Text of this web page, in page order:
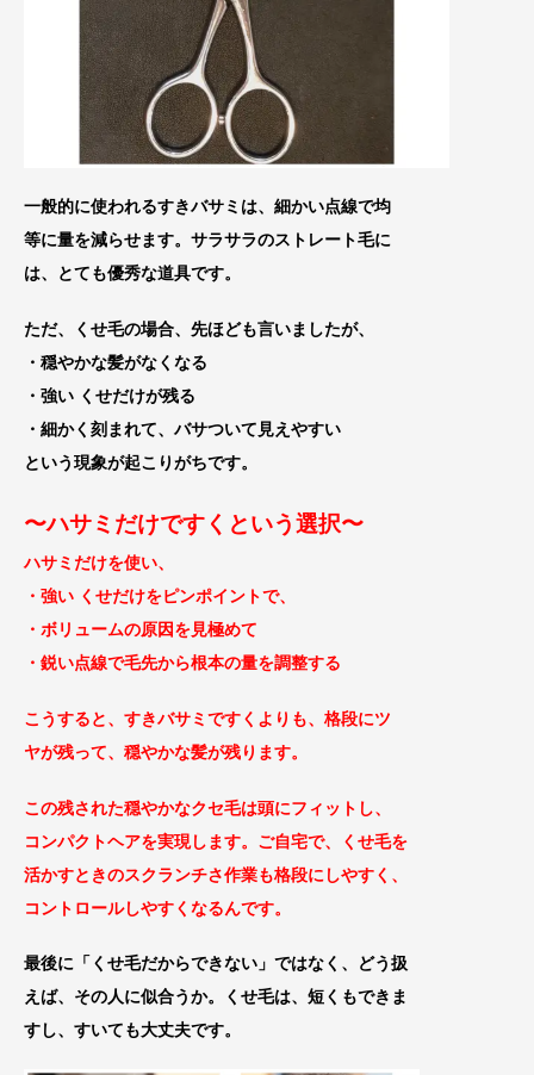
一般的に使われるすきバサミは、細かい点線で均
等に量を減らせます。サラサラのストレート毛に
は、
とても優秀な道具です。
ただ、くせ毛の場合、先ほども言いましたが、
・穏やかな髪がなくなる
・強い くせだけが残る
・細かく刻まれて、バサついて見えやすい
という現象が起こりがちです。
〜ハサミだけですくという選択〜
ハサミだけを使い、
・強い くせだけをピンポイントで、
・ボリュームの原因を見極めて
・鋭い点線で毛先から根本の量を調整する
こうすると、すきバサミですくよりも、格段にツ
ヤが残って、穏やかな髪が残ります。
この残された穏やかなクセ毛は頭にフィットし、
コンパクトヘアを実現します。ご自宅で、くせ毛を
活かすときのスクランチさ作業も格段にしやすく、
コントロールしやすくなるんです。
最後に「くせ毛だからできない」ではなく、どう扱
えば、その人に似合うか。
くせ毛は、短くもできま
すし、すいても大丈夫です。